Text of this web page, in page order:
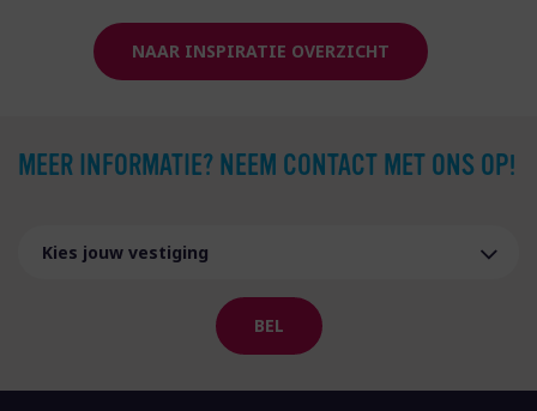
NAAR INSPIRATIE OVERZICHT
MEER INFORMATIE? NEEM CONTACT MET ONS OP!
BEL